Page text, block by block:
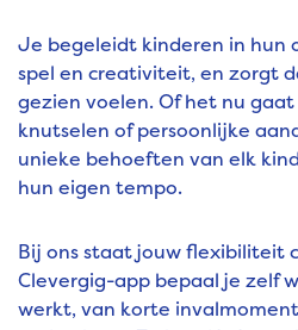
Je begeleidt kinderen in hun
spel en creativiteit, en zorgt
gezien voelen. Of het nu
knutselen of persoonlijke
unieke behoeften van elk
hun eigen tempo.
Bij ons staat jouw flexibiliteit
Clevergig-app bepaal je zelf
werkt, van korte